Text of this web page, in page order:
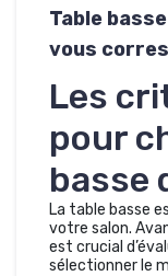
Table
vous
Les
pour
basse
La table basse
votre salon.
est crucial
sélectionner le